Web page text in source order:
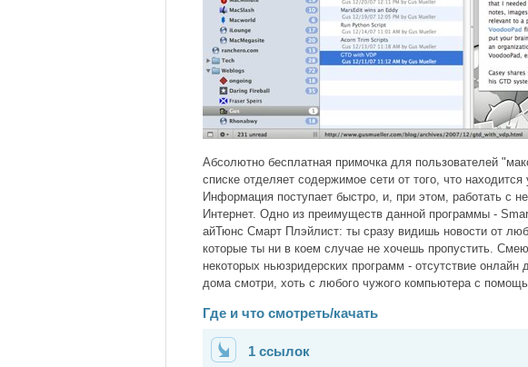
Абсолютно бесплатная примочка для пользователей
списке отделяет содержимое сети от того, что
Информация поступает быстро, и, при этом, работать с
Интернет. Одно из преимуществ данной программы -
айТюнс Смарт Плэйлист: ты сразу видишь новости от
которые ты ни в коем случае не хочешь пропустить.
некоторых ньюзридерских программ - отсутствие онлайн
дома смотри, хоть с любого чужого компьютера с
Где и что смотреть/качать
1 ссылок